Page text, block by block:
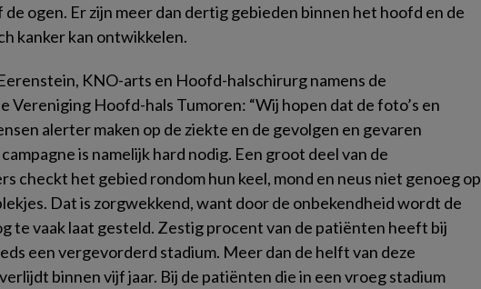
de ogen. Er zijn meer dan dertig gebieden binnen het hoofd en de
kanker kan ontwikkelen.
KNO-arts en Hoofd-halschirurg namens de
Vereniging Hoofd-hals Tumoren: “Wij hopen dat de foto’s en
alerter maken op de ziekte en de gevolgen en gevaren
is namelijk hard nodig. Een groot deel van de
checkt het gebied rondom hun keel, mond en neus niet genoeg op
Dat is zorgwekkend, want door de onbekendheid wordt de
te vaak laat gesteld. Zestig procent van de patiënten heeft bij
een vergevorderd stadium. Meer dan de helft van deze
binnen vijf jaar. Bij de patiënten die in een vroeg stadium